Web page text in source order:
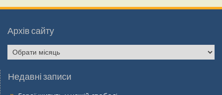
Архів сайту
Недавні записи